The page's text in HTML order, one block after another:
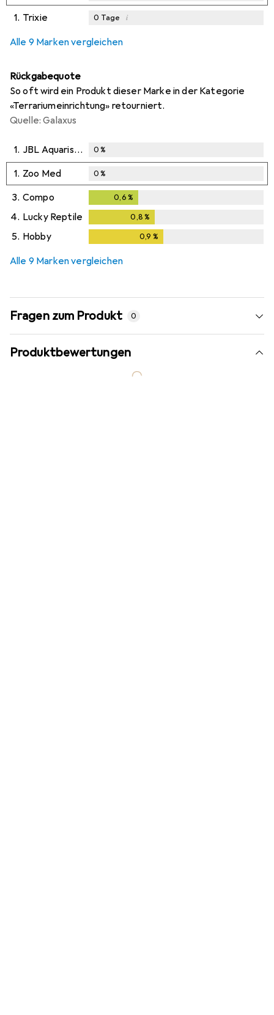
1. Trixie 0 Tage i
Alle 9 Marken vergleichen
Rückgabequote
So oft wird ein Produkt dieser Marke in der Kategorie
«Terrariumeinrichtung» retourniert.
Quelle: Galaxus
1. JBL Aquaristik und Terraristik 0%
1. Zoo Med 0%
3. Compo 0,6 %
4. Lucky Reptile 0,8%
5. Hobby 0,9 %
Alle 9 Marken vergleichen
Fragen zum Produkt 0
Produktbewertungen